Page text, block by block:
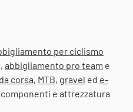
per ciclismo
abbigliamento pro team e
corsa, MTB, gravel ed e-
e attrezzatura